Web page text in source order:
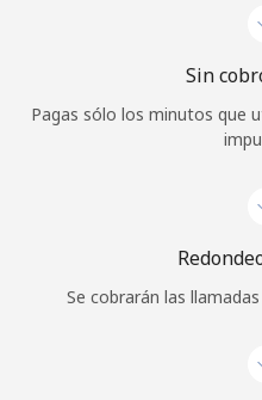
Sin
Pagas sólo los minutos que
Se cobrarán las